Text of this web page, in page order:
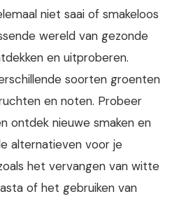
niet saai of smakeloos
wereld van gezonde
en uitproberen.
soorten groenten
en noten. Probeer
ontdek nieuwe smaken en
alternatieven voor je
het vervangen van witte
of het gebruiken van